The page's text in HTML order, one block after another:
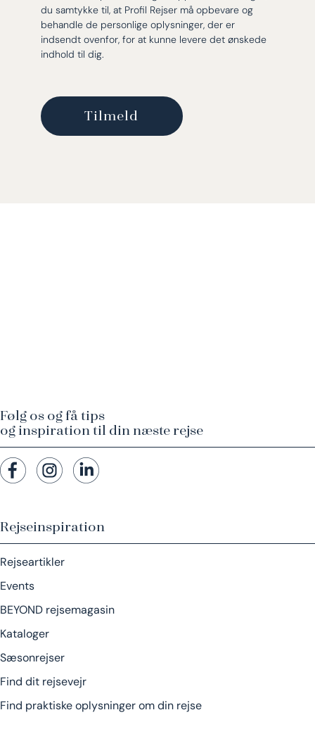
du samtykke til, at Profil Rejser må opbevare og
behandle de personlige oplysninger, der er
indsendt ovenfor, for at kunne levere det ønskede
indhold til dig.
Rejseinspiration
Rejseartikler
Events
BEYOND rejsemagasin
Kataloger
Sæsonrejser
Find dit rejsevejr
Find praktiske oplysninger om din rejse
Følg os og få tips
og inspiration til din næste rejse